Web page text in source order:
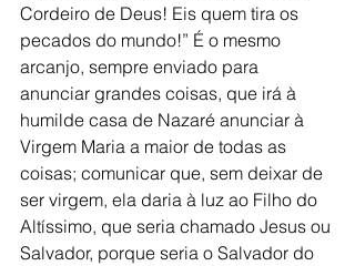
Cordeiro de Deus! Eis quem tira os
pecados do mundo!” É o mesmo
arcanjo, sempre enviado para
anunciar grandes coisas, que irá à
humilde casa de Nazaré anunciar à
Virgem Maria a maior de todas as
coisas; comunicar que, sem deixar de
ser virgem, ela daria à luz ao Filho do
Altíssimo, que seria chamado Jesus ou
Salvador, porque seria o Salvador do